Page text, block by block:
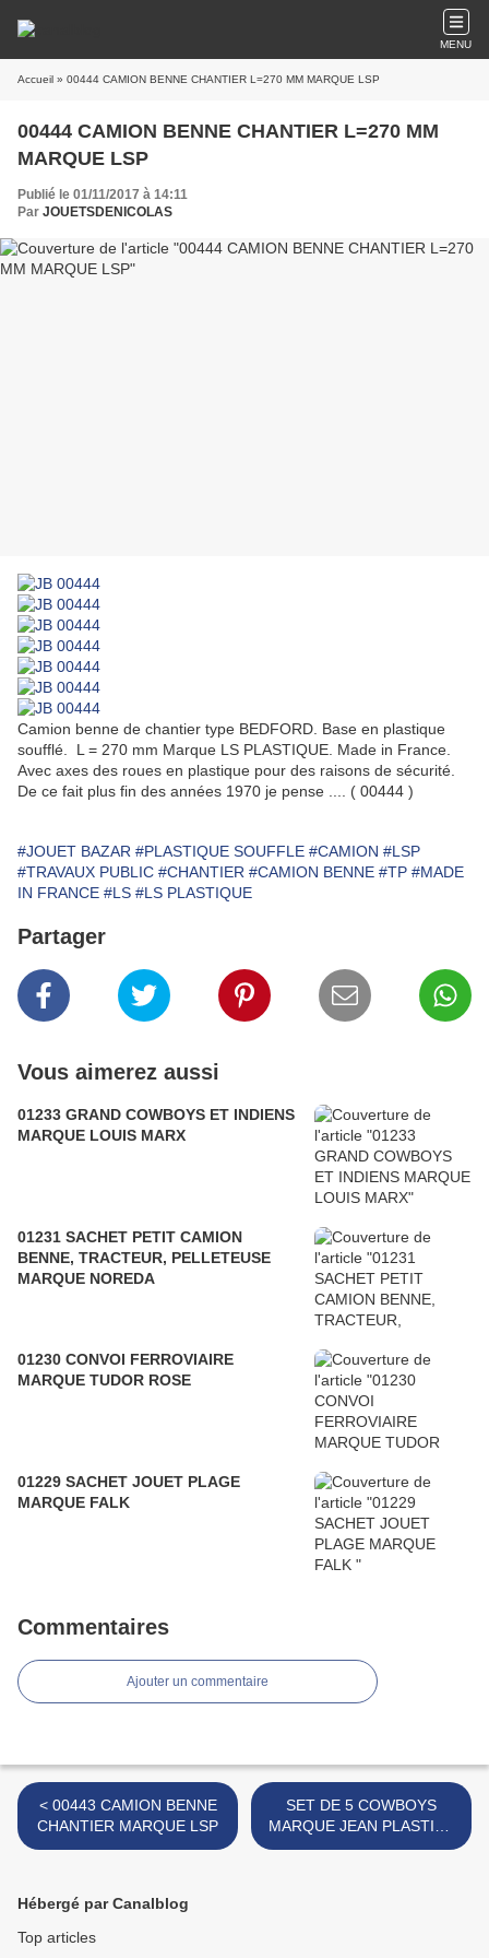
MENU
Accueil » 00444 CAMION BENNE CHANTIER L=270 MM MARQUE LSP
00444 CAMION BENNE CHANTIER L=270 MM
MARQUE LSP
Publié le 01/11/2017 à 14:11
Par JOUETSDENICOLAS
Camion benne de chantier type BEDFORD. Base en plastique
soufflé. L = 270 mm Marque LS PLASTIQUE. Made in France.
Avec axes des roues en plastique pour des raisons de sécurité.
De ce fait plus fin des années 1970 je pense .... ( 00444 )
#JOUET BAZAR #PLASTIQUE SOUFFLE #CAMION #LSP
#TRAVAUX PUBLIC #CHANTIER #CAMION BENNE #TP #MADE
IN FRANCE #LS #LS PLASTIQUE
Partager
Vous aimerez aussi
01233 GRAND COWBOYS ET INDIENS
MARQUE LOUIS MARX
01231 SACHET PETIT CAMION
BENNE, TRACTEUR, PELLETEUSE
MARQUE NOREDA
01230 CONVOI FERROVIAIRE
MARQUE TUDOR ROSE
01229 SACHET JOUET PLAGE
MARQUE FALK
Commentaires
Ajouter un commentaire
< 00443 CAMION BENNE
CHANTIER MARQUE LSP
SET DE 5 COWBOYS
MARQUE JEAN PLASTICS
- JEAN HOEFLER >
Hébergé par Canalblog
Top articles